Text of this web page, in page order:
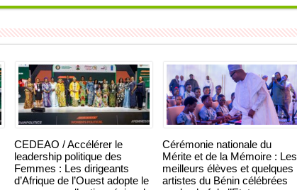
CEDEAO / Accélérer le
leadership politique des
Femmes : Les dirigeants
d’Afrique de l’Ouest adopte le
Cérémonie nationale du
Mérite et de la Mémoire : Les
meilleurs élèves et quelques
artistes du Bénin célébrées